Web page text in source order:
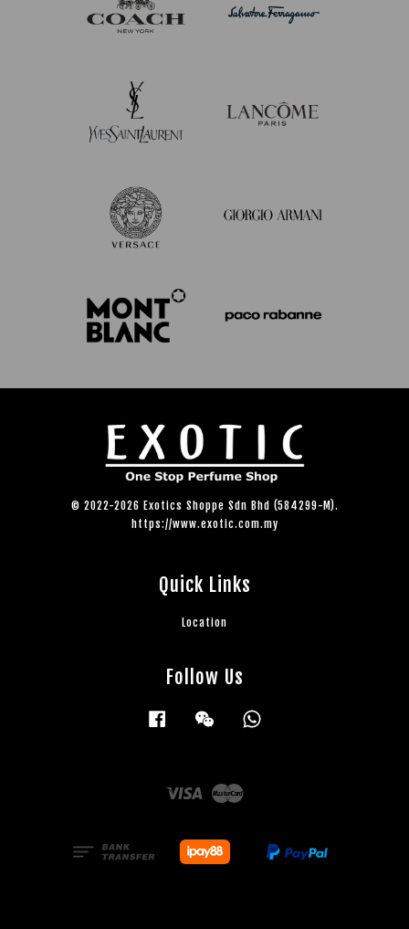
© 2022-2026 Exotics Shoppe Sdn Bhd (584299-M).
https://www.exotic.com.my
Quick Links
Location
Follow Us
Facebook Wechat
Visa